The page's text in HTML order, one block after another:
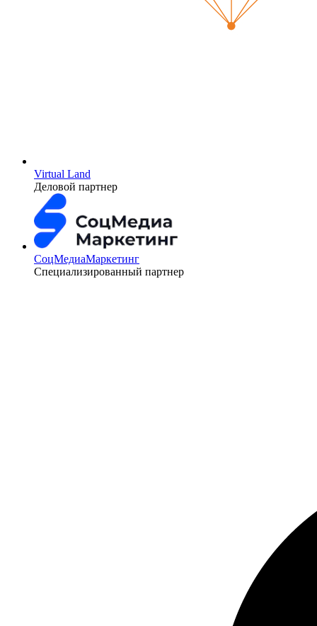
Virtual Land
Деловой партнер
СоцМедиаМаркетинг
Специализированный партнер